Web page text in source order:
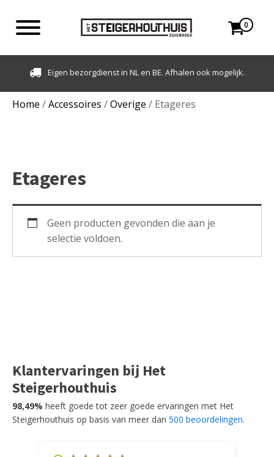
0
Eigen bezorgdienst in NL en BE. Afhalen ook mogelijk.
Home /Accessoires /Overige / Etageres
Etageres
Geen producten gevonden die aan je
selectie voldoen.
Klantervaringen bij Het
Steigerhouthuis
98,49% heeft goede tot zeer goede ervaringen met Het
Steigerhouthuis op basis van meer dan 500 beoordelingen.